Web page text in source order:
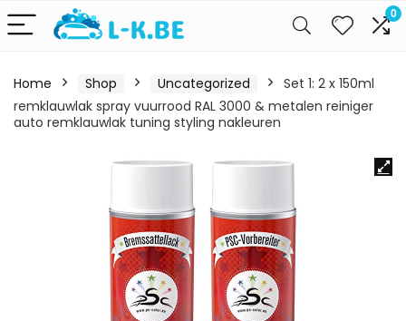
0
Home Shop Uncategorized
Set 1: 2 x 150ml
remklauwlak spray vuurrood RAL 3000 & metalen reiniger
auto remklauwlak tuning styling nakleuren